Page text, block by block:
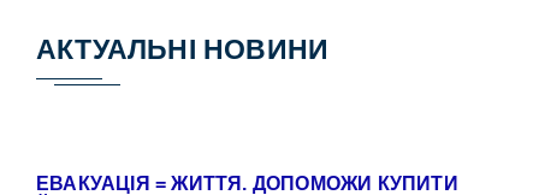
АКТУАЛЬНІ НОВИНИ
ЕВАКУАЦІЯ = ЖИТТЯ. ДОПОМОЖИ КУПИТИ